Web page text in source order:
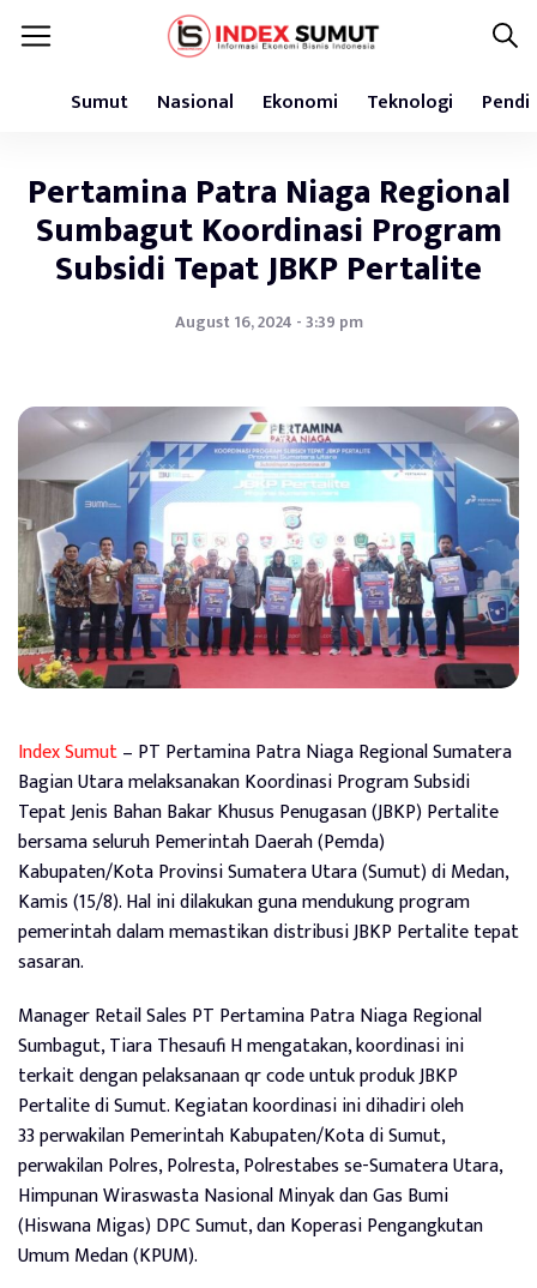
Sumut Nasional Ekonomi Teknologi
Pertamina Patra Niaga Regional
Sumbagut Koordinasi Program
Subsidi Tepat JBKP Pertalite
August 16, 2024 - 3:39 pm
Index Sumut– PT Pertamina Patra Niaga Regional Sumatera
Bagian Utara melaksanakan Koordinasi Program Subsidi
Tepat Jenis Bahan Bakar Khusus Penugasan (JBKP) Pertalite
bersama seluruh Pemerintah Daerah (Pemda)
Kabupaten/Kota Provinsi Sumatera Utara (Sumut) di Medan,
Kamis (15/8). Hal ini dilakukan guna mendukung program
pemerintah dalam memastikan distribusi JBKP Pertalite tepat
sasaran.
Manager Retail Sales PT Pertamina Patra Niaga Regional
Sumbagut, Tiara Thesaufi H mengatakan, koordinasi ini
terkait dengan pelaksanaan qr code untuk produk JBKP
Pertalite di Sumut. Kegiatan koordinasi ini dihadiri oleh
33 perwakilan Pemerintah Kabupaten/Kota di Sumut,
perwakilan Polres, Polresta, Polrestabes se-Sumatera Utara,
Himpunan Wiraswasta Nasional Minyak dan Gas Bumi
(Hiswana Migas) DPC Sumut, dan Koperasi Pengangkutan
Umum Medan (KPUM).